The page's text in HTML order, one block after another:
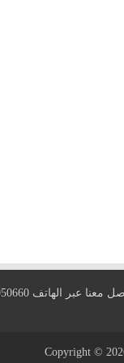
عبر الهاتف 0096170950660 او عبر البريد الالكتروني
Copyright ©